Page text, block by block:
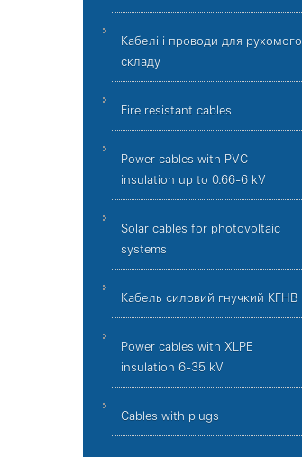
Кабелі і проводи для рухомого
складу
Fire resistant cables
Power cables with PVC
insulation up to 0.66-6 kV
Solar cables for photovoltaic
systems
Кабель силовий гнучкий КГНВ
Power cables with XLPE
insulation 6-35 kV
Cables with plugs